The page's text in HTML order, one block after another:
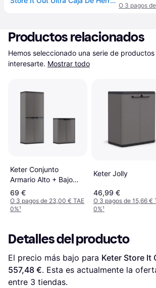
O 3 pagos
Productos relacionados
Hemos seleccionado una serie de
interesarte. Mostrar todo
Keter Conjunto
Armario Alto + Bajo
Jolly
69 €
O 3 pagos de 23,00 € TAE
0%¹
Keter Jolly
46,99 €
O 3 pagos de 15,66 €
0%¹
Detalles del producto
El precio más bajo para Keter Store It
557,48 €. Esta es actualmente la
entre 3 tiendas.